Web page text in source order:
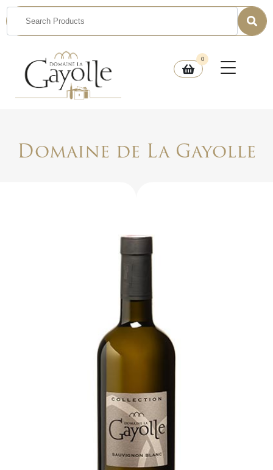
0
Domaine de La Gayolle